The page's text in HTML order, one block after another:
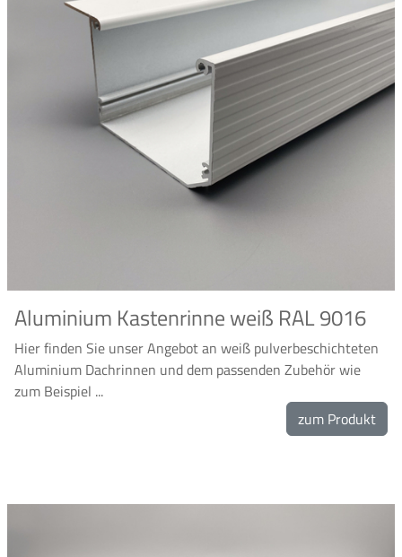
Aluminium Kastenrinne weiß RAL 9016
Hier finden Sie unser Angebot an weiß pulverbeschichteten
Aluminium Dachrinnen und dem passenden Zubehör wie
zum Beispiel ...
zum Produkt